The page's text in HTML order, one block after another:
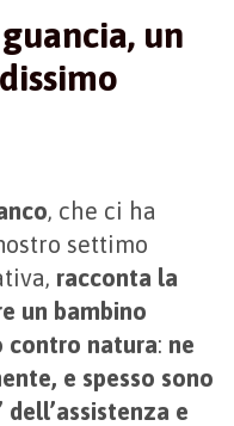
un
, che ci ha
settimo
racconta la
un bambino
contro natura: ne
e spesso sono
e